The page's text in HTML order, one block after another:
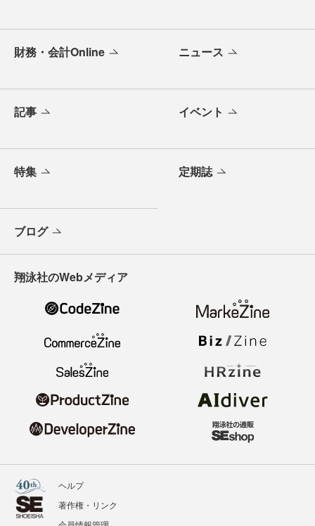
財務・会計Online ニュース
記事 イベント
特集 定期誌
ブログ
翔泳社のWebメディア
ヘルプ
著作権・リンク